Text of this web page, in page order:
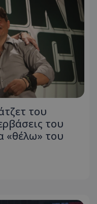
του
του
«θέλω» του